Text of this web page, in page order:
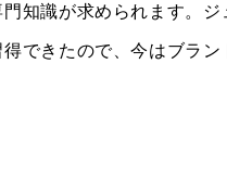
知識が求められます。ジ
できたので、今はブラン